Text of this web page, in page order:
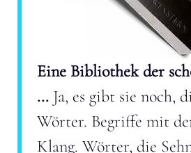
Eine Bibliothek der
... Ja, es gibt sie noch,
Wörter. Begriffe mit
Klang. Wörter, die